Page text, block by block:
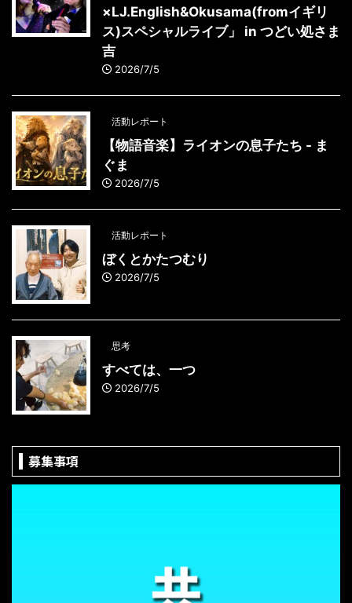
×LJ.English&Okusama(fromイギリ
ス)スペシャルライブ」 in つどい処さま
吉
2026/7/5
活動レポート
【物語音楽】ライオンの息子たち - ま
ぐま
2026/7/5
活動レポート
ぼくとかたつむり
2026/7/5
思考
すべては、一つ
2026/7/5
募集事項